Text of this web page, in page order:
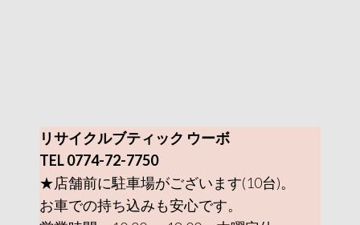
リサイクルブティック ウーボ
TEL 0774-72-7750
★店舗前に駐車場がございます(10台)。
お車での持ち込みも安心です。